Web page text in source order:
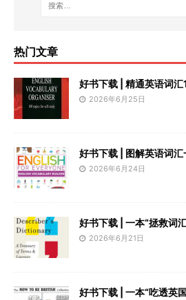
热门文章
好书下载 | 精通英语词
2026年6月25日
好书下载 | 图解英语词汇
2026年6月24日
好书下载 | 一本“拯救词
2026年6月21日
好书下载 | 一本“吃透英